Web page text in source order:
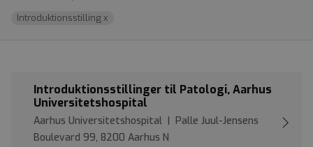
Introduktionsstillingx
Introduktionsstillinger til Patologi, Aarhus
Universitetshospital
Aarhus Universitetshospital | Palle Juul-Jensens
Boulevard 99, 8200 Aarhus N